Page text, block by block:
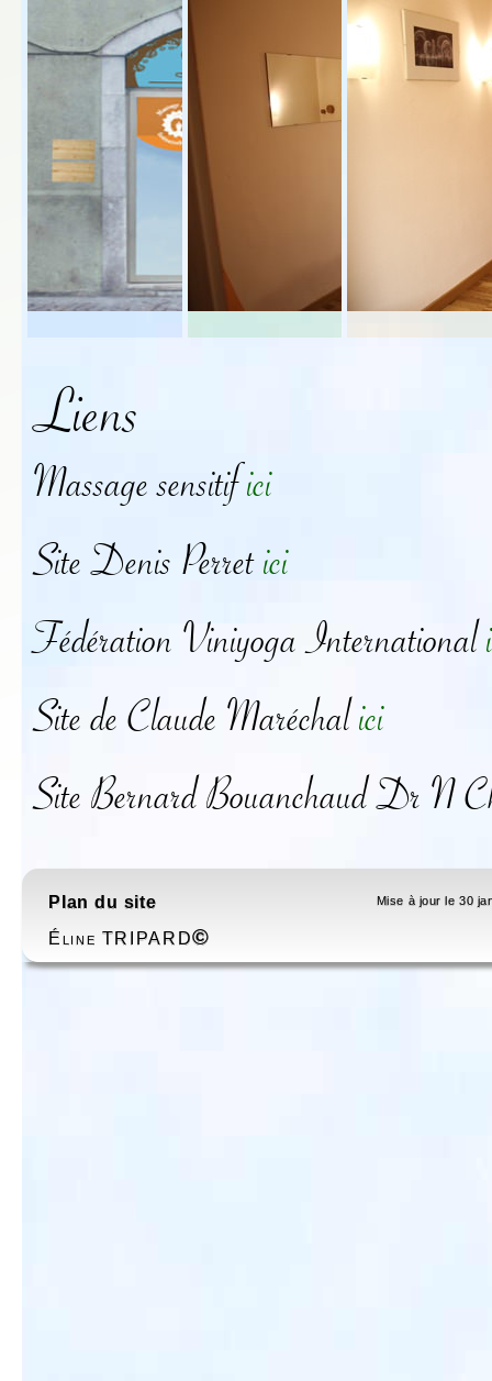
Liens
Massage sensitifici
Site Denis Perretici
Fédération Viniyoga International
Site de Claude Maréchalici
Site Bernard Bouanchaud Dr N
Plan du site Mise à jour le 30
Éline TRIPARD©